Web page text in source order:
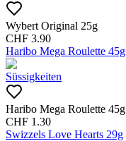
Wybert Original 25g
CHF 3.90
Haribo Mega Roulette 45g
Süssigkeiten
Haribo Mega Roulette 45g
CHF 1.30
Swizzels Love Hearts 29g